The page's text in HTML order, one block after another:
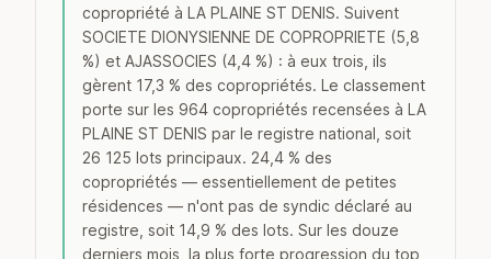
copropriété à LA PLAINE ST DENIS. Suivent
SOCIETE DIONYSIENNE DE COPROPRIETE (5,8
%) et AJASSOCIES (4,4 %) : à eux trois, ils
gèrent 17,3 % des copropriétés. Le classement
porte sur les 964 copropriétés recensées à LA
PLAINE ST DENIS par le registre national, soit
26 125 lots principaux. 24,4 % des
copropriétés — essentiellement de petites
résidences — n'ont pas de syndic déclaré au
registre, soit 14,9 % des lots. Sur les douze
derniers mois, la plus forte progression du top